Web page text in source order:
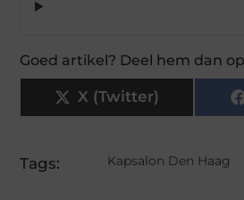
Goed artikel? Deel hem dan
X (Twitter)
Tags: Kapsalon Den Haag